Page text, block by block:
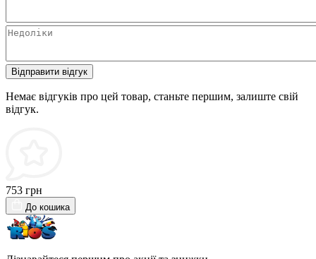
Відправити відгук
Немає відгуків про цей товар, станьте першим, залиште свій
відгук.
753 грн
До кошика